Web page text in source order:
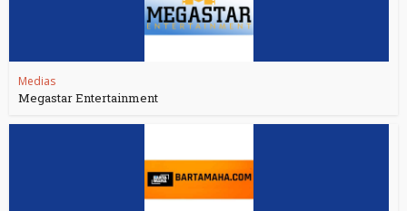
Medias
Megastar Entertainment